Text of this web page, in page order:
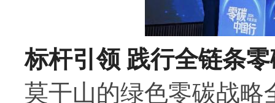
标杆引领 践行全链条
莫干山的绿色零碳战略